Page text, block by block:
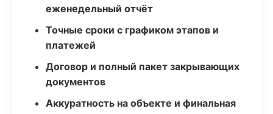
еженедельный отчёт
Точные сроки с графиком этапов и
платежей
Договор и полный пакет закрывающих
документов
Аккуратность на объекте и финальная